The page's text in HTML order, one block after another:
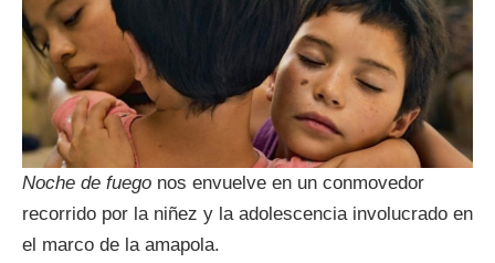
Noche de fuego nos envuelve en un conmovedor
recorrido por la niñez y la adolescencia involucrado en
el marco de la amapola.